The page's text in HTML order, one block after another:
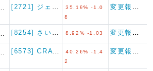
35.19% -1.0
8
8.92% -1.03
40.26% -1.4
2